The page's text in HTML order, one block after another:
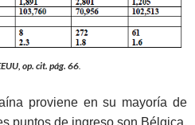
op. cit. pág. 66.
proviene en su mayoría de